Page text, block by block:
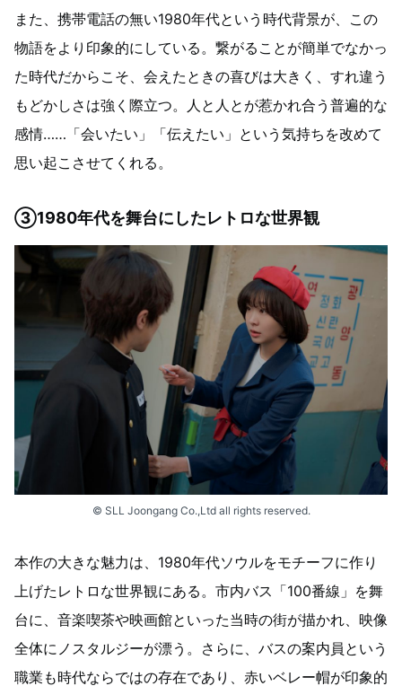
また、携帯電話の無い1980年代という時代背景が、この
物語をより印象的にしている。繋がることが簡単でなかっ
た時代だからこそ、会えたときの喜びは大きく、すれ違う
もどかしさは強く際立つ。人と人とが惹かれ合う普遍的な
感情……「会いたい」「伝えたい」という気持ちを改めて
思い起こさせてくれる。
③1980年代を舞台にしたレトロな世界観
© SLL Joongang Co.,Ltd all rights reserved.
本作の大きな魅力は、1980年代ソウルをモチーフに作り
上げたレトロな世界観にある。市内バス「100番線」を舞
台に、音楽喫茶や映画館といった当時の街が描かれ、映像
全体にノスタルジーが漂う。さらに、バスの案内員という
職業も時代ならではの存在であり、赤いベレー帽が印象的